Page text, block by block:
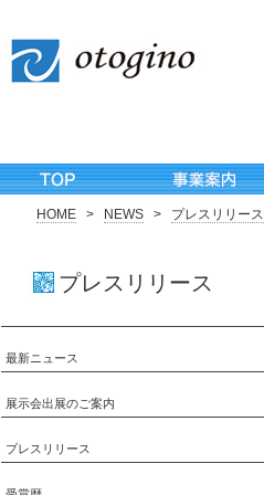
HOME > NEWS > プレスリリース
プレスリリース
最新ニュース
展示会出展のご案内
プレスリリース